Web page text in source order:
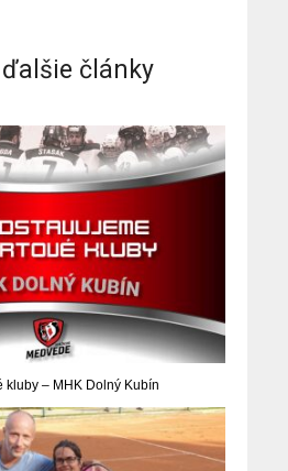
články
kluby – MHK Dolný Kubín